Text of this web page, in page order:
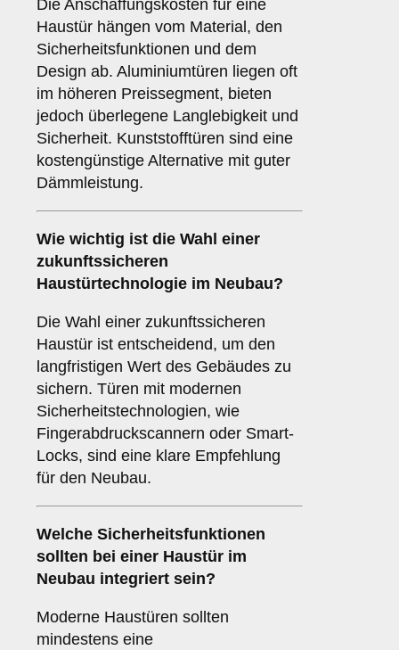
Die Anschaffungskosten für eine
Haustür hängen vom Material, den
Sicherheitsfunktionen und dem
Design ab. Aluminiumtüren liegen oft
im höheren Preissegment, bieten
jedoch überlegene Langlebigkeit und
Sicherheit. Kunststofftüren sind eine
kostengünstige Alternative mit guter
Dämmleistung.
Wie wichtig ist die Wahl einer
zukunftssicheren
Haustürtechnologie im Neubau?
Die Wahl einer zukunftssicheren
Haustür ist entscheidend, um den
langfristigen Wert des Gebäudes zu
sichern. Türen mit modernen
Sicherheitstechnologien, wie
Fingerabdruckscannern oder Smart-
Locks, sind eine klare Empfehlung
für den Neubau.
Welche Sicherheitsfunktionen
sollten bei einer Haustür im
Neubau integriert sein?
Moderne Haustüren sollten
mindestens eine